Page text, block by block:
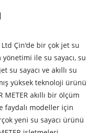
Ltd Çin'de bir çok jet su
ile su sayacı, su
su sayacı ve akıllı su
yüksek teknoloji ürünü
METER akıllı bir ölçüm
faydalı modeller için
yeni su sayacı ürünü